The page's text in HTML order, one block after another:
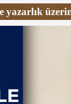
yazarlık